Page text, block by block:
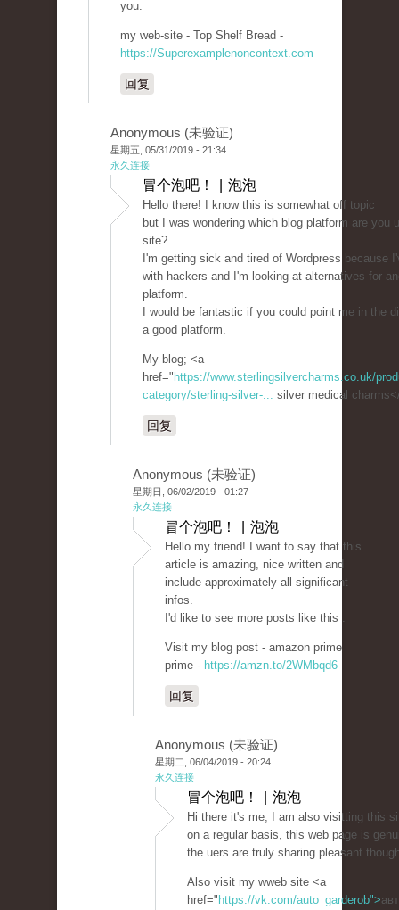
you.
my web-site - Top Shelf Bread -
https://Superexamplenoncontext.com
回复
Anonymous (未验证)
星期五, 05/31/2019 - 21:34
永久连接
冒个泡吧！ | 泡泡
Hello there! I know this is somewhat off topic
but I was wondering which blog platform are you
site?
I'm getting sick and tired of Wordpress because
with hackers and I'm looking at alternatives for
platform.
I would be fantastic if you could point me in the
a good platform.
My blog; <a
href=" https://www.sterlingsilvercharms.co.uk/
category/sterling-silver-... silver medical
回复
Anonymous (未验证)
星期日, 06/02/2019 - 01:27
永久连接
冒个泡吧！ | 泡泡
Hello my friend! I want to say that this
article is amazing, nice written and
include approximately all significant
infos.
I'd like to see more posts like this .
Visit my blog post - amazon prime
prime - https://amzn.to/2WMbqd6
回复
Anonymous (未验证)
星期二, 06/04/2019 - 20:24
永久连接
冒个泡吧！ | 泡泡
Hi there it's me, I am also visitting this
on a regular basis, this web page is
the uers are truly sharing pleasant
Also visit my wweb site <a
href=" https://vk.com/auto_garderob">